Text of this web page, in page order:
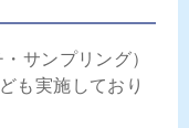
サンプリング）
も実施しており